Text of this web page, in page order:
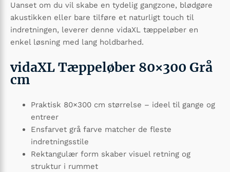
Uanset om du vil skabe en tydelig gangzone, blødgøre
akustikken eller bare tilføre et naturligt touch til
indretningen, leverer denne vidaXL tæppeløber en
enkel løsning med lang holdbarhed.
vidaXL Tæppeløber 80×300 Grå
cm
Praktisk 80×300 cm størrelse – ideel til gange og
entreer
Ensfarvet grå farve matcher de fleste
indretningsstile
Rektangulær form skaber visuel retning og
struktur i rummet